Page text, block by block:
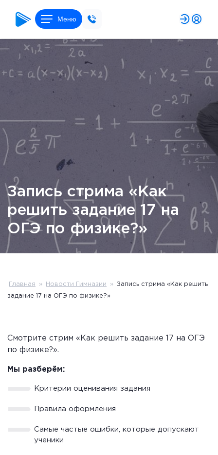
Меню
Запись стрима «Как
решить задание 17 на
ОГЭ по физике?»
Главная » Новости Гимназии » Запись стрима «Как решить
задание 17 на ОГЭ по физике?»
Смотрите стрим «Как решить задание 17 на ОГЭ
по физике?».
Мы разберём:
Критерии оценивания задания
Правила оформления
Самые частые ошибки, которые допускают
ученики